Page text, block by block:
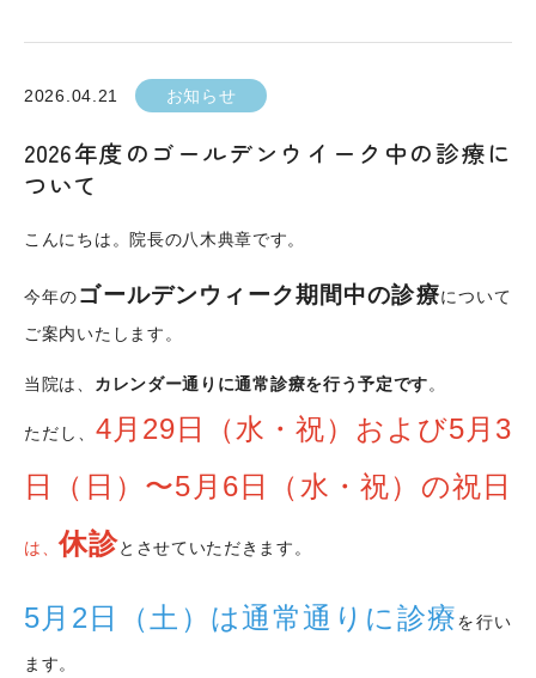
2026.04.21 お知らせ
2026年度のゴールデンウイーク中の診療に
ついて
こんにちは。院長の八木典章です。
今年のゴールデンウィーク期間中の診療について
ご案内いたします。
当院は、 カレンダー通りに通常診療を行う予定です。
ただし、4月29日（水・祝）および5月3
日（日）〜5月6日（水・祝）の祝日
は、休診とさせていただきます。
5月2日（土）は通常通りに診療を行い
ます。